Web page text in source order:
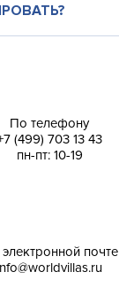
По телефону
(499) 703 13 43
пн-пт: 10-19
почте